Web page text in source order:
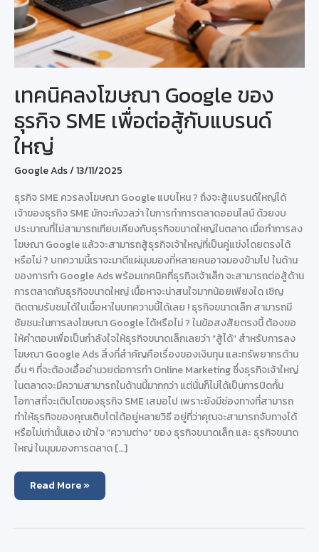
เทคนิคลงโฆษณา Google ของ
ธุรกิจ SME เพื่อต่อสู้กับแบรนด์
ใหญ่
Google Ads/13/11/2025
ธุรกิจ SME ควรลงโฆษณา Google แบบไหน ? ถึงจะสู้แบรนด์ใหญ่ได้
เจ้าของธุรกิจ SME มักจะกังวลว่า ในการทำการตลาดออนไลน์ ด้วยงบ
ประมาณที่ไม่สามารถเทียบเคียงกับธุรกิจขนาดใหญ่ในตลาด เมื่อทำการลง
โฆษณา Google แล้วจะสามารถสู้ธุรกิจเจ้าใหญ่ที่เป็นคู่แข่งโดยตรงได้
หรือไม่ ? บทความนี้เราจะมาตีแผ่มุมมองที่หลายคนอาจมองข้ามไป ในด้าน
ของการทำ Google Ads พร้อมเทคนิคที่ธุรกิจเจ้าเล็ก จะสามารถต่อสู้ด้าน
การตลาดกับธุรกิจขนาดใหญ่ เนื้อหาจะน่าสนใจมากน้อยเพียงใด เชิญ
ติดตามรับชมได้ในเนื้อหาในบทความนี้ได้เลย ! ธุรกิจขนาดเล็ก สามารถมี
ชัยชนะในการลงโฆษณา Google ได้หรือไม่ ? ในข้อสงสัยตรงนี้ ต้องขอ
ให้คำตอบเพื่อเป็นกำลังใจให้ธุรกิจขนาดเล็กเลยว่า “สู้ได้” สำหรับการลง
โฆษณา Google Ads สิ่งที่สำคัญคือเรื่องของเงินทุน และทรัพยากรด้าน
อื่น ๆ ที่จะต้องเอื้ออำนวยต่อการทำ Online Marketing ซึ่งธุรกิจเจ้าใหญ่
ในตลาดจะมีความสามารถในด้านนี้มากกว่า แต่นั่นก็ไม่ได้เป็นการปิดกั้น
โอกาสที่จะเติบโตของธุรกิจ SME เสมอไป เพราะยังมีช่องทางที่สามารถ
ทำให้ธุรกิจของคุณเติบโตได้อยู่หลายวิธี อยู่ที่ว่าคุณจะสามารถจับทางได้
หรือไม่เท่านั้นเอง เข้าใจ “ความต่าง” ของ ธุรกิจขนาดเล็ก และ ธุรกิจขนาด
ใหญ่ ในมุมมองการตลาด […]
เทคนิค
โฆษณา
ของ
Read More »